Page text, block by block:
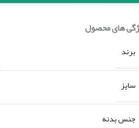
های محصول
برند
سایز
جنس بدنه